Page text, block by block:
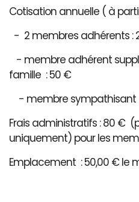
Cotisation annuelle ( à
- 2 membres adhérents :
- membre adhérent
famille : 50 €
- membre sympathisant
Frais administratifs : 80 €
uniquement) pour les
Emplacement : 50,00 € le